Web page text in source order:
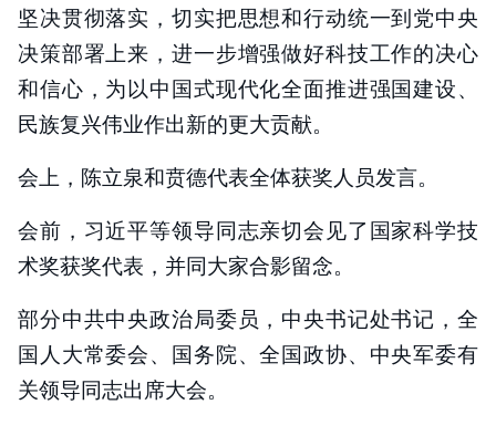
坚决贯彻落实，切实把思想和行动统一到党中央
决策部署上来，进一步增强做好科技工作的决心
和信心，为以中国式现代化全面推进强国建设、
民族复兴伟业作出新的更大贡献。
会上，陈立泉和贲德代表全体获奖人员发言。
会前，习近平等领导同志亲切会见了国家科学技
术奖获奖代表，并同大家合影留念。
部分中共中央政治局委员，中央书记处书记，全
国人大常委会、国务院、全国政协、中央军委有
关领导同志出席大会。